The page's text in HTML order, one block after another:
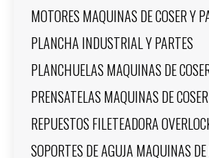
MOTORES MAQUINAS DE COSER Y
PLANCHA INDUSTRIAL Y PARTES
PLANCHUELAS MAQUINAS DE
PRENSATELAS MAQUINAS DE COSER
REPUESTOS FILETEADORA
SOPORTES DE AGUJA MAQUINAS DE